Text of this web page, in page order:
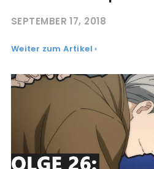
SEPTEMBER 17, 2018
Weiter zum Artikel ›